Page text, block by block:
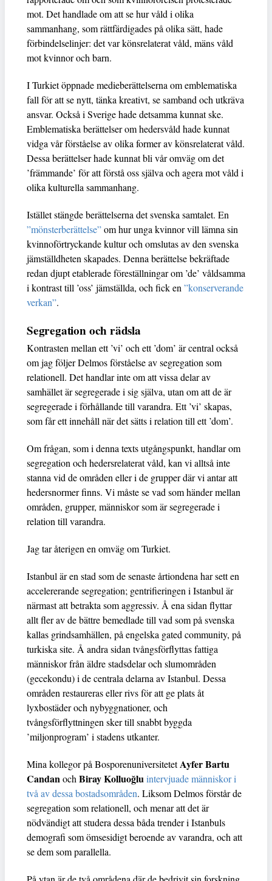
mot. Det handlade om att se hur våld i olika
sammanhang, som rättfärdigades på olika sätt, hade
förbindelselinjer: det var könsrelaterat våld, mäns våld
mot kvinnor och barn.
I Turkiet öppnade medieberättelserna om emblematiska
fall för att se nytt, tänka kreativt, se samband och utkräva
ansvar. Också i Sverige hade detsamma kunnat ske.
Emblematiska berättelser om hedersvåld hade kunnat
vidga vår förståelse av olika former av könsrelaterat våld.
Dessa berättelser hade kunnat bli vår omväg om det
’främmande’ för att förstå oss själva och agera mot våld i
olika kulturella sammanhang.
Istället stängde berättelserna det svenska samtalet. En
”mönsterberättelse”om hur unga kvinnor vill lämna sin
kvinnoförtryckande kultur och omslutas av den svenska
jämställdheten skapades. Denna berättelse bekräftade
redan djupt etablerade föreställningar om ’de’ våldsamma
i kontrast till ’oss’ jämställda, och fick en”konserverande
verkan”.
Segregation och rädsla
Kontrasten mellan ett ’vi’ och ett ’dom’ är central också
om jag följer Delmos förståelse av segregation som
relationell. Det handlar inte om att vissa delar av
samhället är segregerade i sig själva, utan om att de är
segregerade i förhållande till varandra. Ett ’vi’ skapas,
som får ett innehåll när det sätts i relation till ett ’dom’.
Om frågan, som i denna texts utgångspunkt, handlar om
segregation och hedersrelaterat våld, kan vi alltså inte
stanna vid de områden eller i de grupper där vi antar att
hedersnormer finns. Vi måste se vad som händer mellan
områden, grupper, människor som är segregerade i
relation till varandra.
Jag tar återigen en omväg om Turkiet.
Istanbul är en stad som de senaste årtiondena har sett en
accelererande segregation; gentrifieringen i Istanbul är
närmast att betrakta som aggressiv. Å ena sidan flyttar
allt fler av de bättre bemedlade till vad som på svenska
kallas grindsamhällen, på engelska gated community, på
turkiska site. Å andra sidan tvångsförflyttas fattiga
människor från äldre stadsdelar och slumområden
(gecekondu) i de centrala delarna av Istanbul. Dessa
områden restaureras eller rivs för att ge plats åt
lyxbostäder och nybyggnationer, och
tvångsförflyttningen sker till snabbt byggda
’miljonprogram’ i stadens utkanter.
Mina kollegor på BosporenuniversitetetAyfer Bartu
CandanochBiray Kolluoğluintervjuade människor i
två av dessa bostadsområden. Liksom Delmos förstår de
segregation som relationell, och menar att det är
nödvändigt att studera dessa båda trender i Istanbuls
demografi som ömsesidigt beroende av varandra, och att
se dem som parallella.